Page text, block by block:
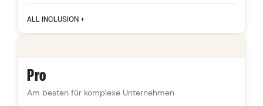
Kanäle
ALL INCLUSION +
Pro
Am besten für komplexe Unternehmen